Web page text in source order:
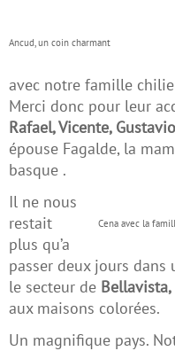
Ancud, un coin charmant
avec notre famille
Merci donc pour leur
Rafael, Vicente, Gustavio
épouse Fagalde, la
basque .
Cena avec la
Il ne nous
restait
plus qu’a
passer deux jours
le secteur de Bellavista,
aux maisons colorées.
Un magnifique pays.